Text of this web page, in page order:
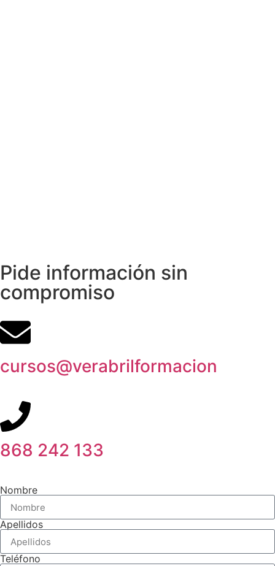
Pide información sin
compromiso
cursos@verabrilformacion
868 242 133
Nombre
Apellidos
Teléfono